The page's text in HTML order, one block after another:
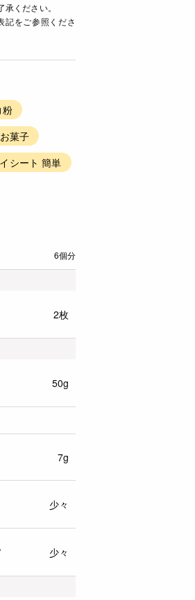
ください。
記をご参照くださ
粉
菓子
シート 簡単
6個分
2枚
50g
7g
少々
少々